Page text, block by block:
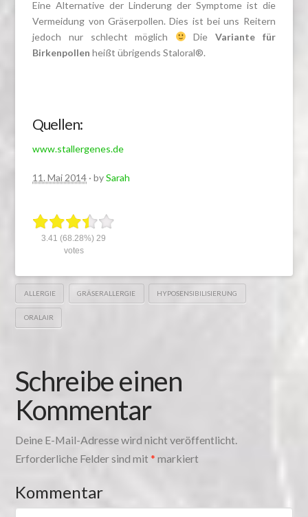
Eine Alternative der Linderung der Symptome ist die
Vermeidung von Gräserpollen. Dies ist bei uns Reitern
jedoch nur schlecht möglich
Die Variante für
Birkenpollen heißt übrigendsStaloral®.
Quellen:
www.stallergenes.de
11. Mai 2014 · bySarah
3.41 (68.28%)29
votes
ALLERGIE GRÄSERALLERGIE HYPOSENSIBILISIERUNG
ORALAIR
Schreibe einen
Kommentar
Deine E-Mail-Adresse wird nicht veröffentlicht.
Erforderliche Felder sind mit* markiert
Kommentar